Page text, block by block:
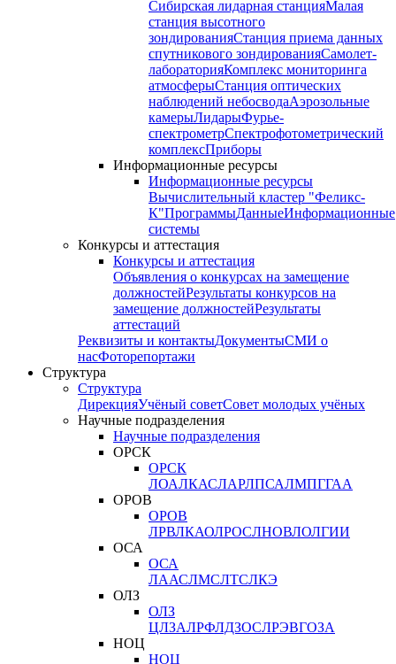
Сибирская лидарная станцияМалая
станция высотного
зондированияСтанция приема данных
спутникового зондированияСамолет-
лабораторияКомплекс мониторинга
атмосферыСтанция оптических
наблюдений небосводаАэрозольные
камерыЛидарыФурье-
спектрометрСпектрофотометрический
комплексПриборы
Информационные ресурсы
Информационные ресурсы
Вычислительный кластер "Феликс-
К"ПрограммыДанныеИнформационные
системы
Конкурсы и аттестация
Конкурсы и аттестация
Объявления о конкурсах на замещение
должностейРезультаты конкурсов на
замещение должностейРезультаты
аттестаций
Реквизиты и контактыДокументыСМИ о
насФоторепортажи
Структура
Структура
ДирекцияУчёный советСовет молодых учёных
Научные подразделения
Научные подразделения
ОРСК
ОРСК
ЛОАЛКАСЛАРЛПСАЛМПГГАА
ОРОВ
ОРОВ
ЛРВЛКАОЛРОСЛНОВЛОЛГИИ
ОСА
ОСА
ЛААСЛМСЛТСЛКЭ
ОЛЗ
ОЛЗ
ЦЛЗАЛРФЛДЗОСЛРЭВГОЗА
НОЦ
НОЦ